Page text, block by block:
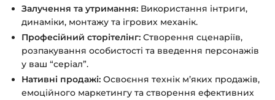
Залучення та утримання: Використання інтриги,
динаміки, монтажу та ігрових механік.
Професійний сторітелінг: Створення сценаріїв,
розпакування особистості та введення персонажів
у ваш “серіал”.
Нативні продажі: Освоєння технік м’яких продажів,
емоційного маркетингу та створення ефективних